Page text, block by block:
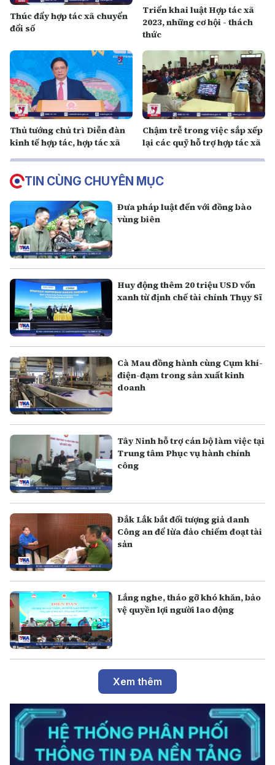
Thúc đẩy hợp tác xã chuyển
đổi số
Triển khai luật Hợp tác xã
2023, những cơ hội - thách
thức
Thủ tướng chủ trì Diễn đàn
kinh tế hợp tác, hợp tác xã
Chậm trễ trong việc sắp xếp
lại các quỹ hỗ trợ hợp tác xã
TIN CÙNG CHUYÊN MỤC
Đưa pháp luật đến với đồng bào
vùng biên
Huy động thêm 20 triệu USD vốn
xanh từ định chế tài chính Thụy Sĩ
Cà Mau đồng hành cùng Cụm khí-
điện-đạm trong sản xuất kinh
doanh
Tây Ninh hỗ trợ cán bộ làm việc tại
Trung tâm Phục vụ hành chính
công
Đắk Lắk bắt đối tượng giả danh
Công an để lừa đảo chiếm đoạt tài
sản
Lắng nghe, tháo gỡ khó khăn, bảo
vệ quyền lợi người lao động
Xem thêm